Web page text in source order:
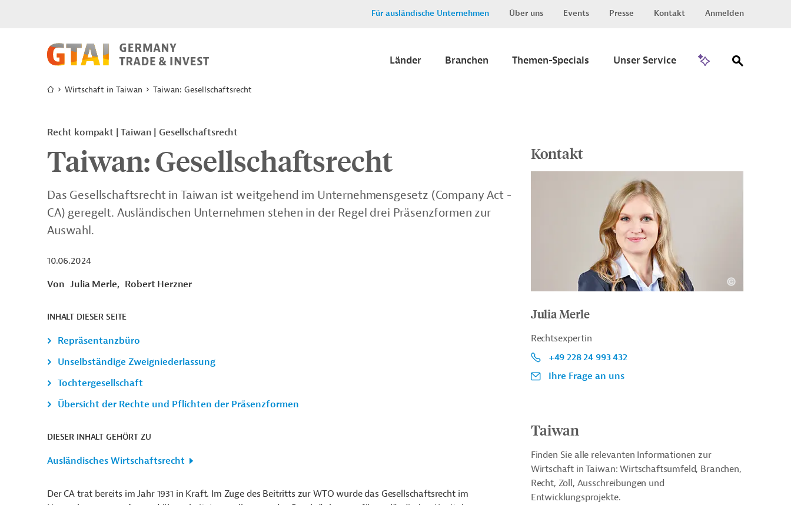
Für ausländische Unternehmen Über uns Events Presse Kontakt Anmelden
Länder Branchen Themen-Specials Unser Service
Wirtschaft in Taiwan Taiwan: Gesellschaftsrecht
Recht kompakt | Taiwan | Gesellschaftsrecht
Taiwan: Gesellschaftsrecht
Das Gesellschaftsrecht in Taiwan ist weitgehend im Unternehmensgesetz (Company Act -
CA) geregelt. Ausländischen Unternehmen stehen in der Regel drei Präsenzformen zur
Auswahl.
10.06.2024
Von Julia Merle, Robert Herzner
INHALT DIESER SEITE
Repräsentanzbüro
Unselbständige Zweigniederlassung
Tochtergesellschaft
Übersicht der Rechte und Pflichten der Präsenzformen
DIESER INHALT GEHÖRT ZU
Ausländisches Wirtschaftsrecht
Der CA trat bereits im Jahr 1931 in Kraft. Im Zuge des Beitritts zur WTO wurde das Gesellschaftsrecht im
Kontakt
Julia Merle
Rechtsexpertin
+49 228 24 993 432
Ihre Frage an uns
Taiwan
Finden Sie alle relevanten Informationen zur
Wirtschaft in Taiwan: Wirtschaftsumfeld, Branchen,
Recht, Zoll, Ausschreibungen und
Entwicklungsprojekte.